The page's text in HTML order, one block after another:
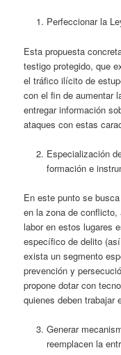
Perfeccionar la
Esta propuesta
testigo protegido, que
el tráfico ilícito de
con el fin de aumentar
entregar información
ataques con estas
Especialización
formación e
En este punto se
en la zona de conflicto,
labor en estos lugares
específico de delito
exista un segmento
prevención y
propone dotar con
quienes deben trabajar
Generar
reemplacen la